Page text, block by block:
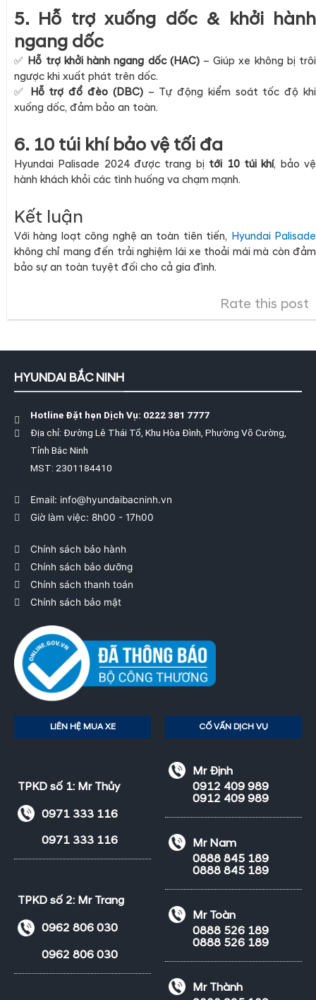
5. Hỗ trợ xuống dốc & khởi hành
ngang dốc
✅ Hỗ trợ khởi hành ngang dốc (HAC)– Giúp xe không bị trôi
ngược khi xuất phát trên dốc.
✅ Hỗ trợ đổ đèo (DBC)– Tự động kiểm soát tốc độ khi
xuống dốc, đảm bảo an toàn.
6. 10 túi khí bảo vệ tối đa
Hyundai Palisade 2024 được trang bị tới 10 túi khí, bảo vệ
hành khách khỏi các tình huống va chạm mạnh.
Kết luận
Với hàng loạt công nghệ an toàn tiên tiến, Hyundai Palisade
không chỉ mang đến trải nghiệm lái xe thoải mái mà còn đảm
bảo sự an toàn tuyệt đối cho cả gia đình.
Rate this post
HYUNDAI BẮC NINH
Hotline Đặt hẹn Dịch Vụ: 0222 381 7777
Địa chỉ: Đường Lê Thái Tổ, Khu Hòa Đình, Phường Võ Cường,
Tỉnh Bắc Ninh
MST: 2301184410
Email: info@hyundaibacninh.vn
Giờ làm việc: 8h00 - 17h00
Chính sách bảo hành
Chính sách bảo dưỡng
Chính sách thanh toán
Chính sách bảo mật
LIÊN HỆ MUA XE
TPKD số 1: Mr Thủy
0971 333 116
0971 333 116
TPKD số 2: Mr Trang
0962 806 030
0962 806 030
CỐ VẤN DỊCH VỤ
Mr Định
0912 409 989
0912 409 989
Mr Nam
0888 845 189
0888 845 189
Mr Toàn
0888 526 189
0888 526 189
Mr Thành